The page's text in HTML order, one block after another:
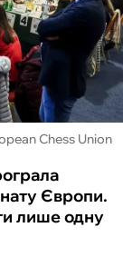
Chess Union
Європи.
лише одну